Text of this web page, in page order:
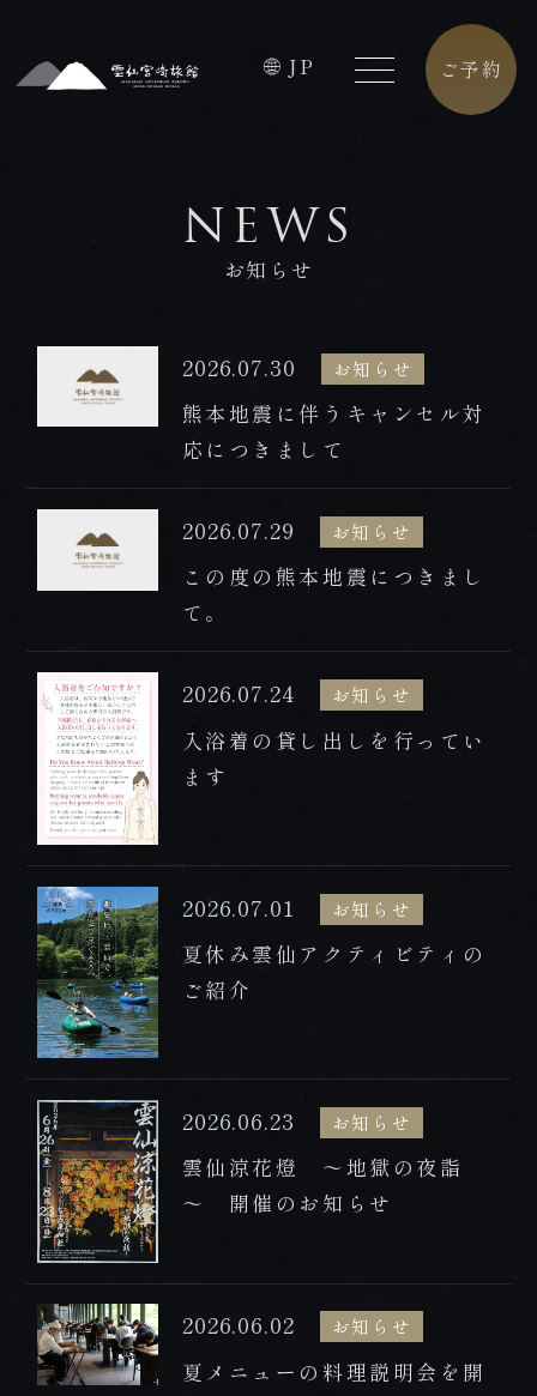
JP ご予約
ROOMS
客室
PREMIUM
FLOOR
プレミアムフロア
HOT SPRING
温泉
DISHES
お料理
館内施設
CAFE
ACCESS
アクセス
CONTACT
お問合せ
BOOK NOW
ONLINE
SHOP
オンラインショップ
tel.0957-73-3331
【お問合せ受付時間】
月～金 9:00～18:00 / 土・日・祝 10:00～18:00
〒854-0621 長崎県雲仙市小浜町雲仙320番地
FAX 0957-73-2313
お知らせ
会社概要・求人情報
プライバシーポリシー・宿泊約款
NEWS
お知らせ
2026.07.30 お知らせ
熊本地震に伴うキャンセル対
応につきまして
2026.07.29 お知らせ
この度の熊本地震につきまし
て。
2026.07.24 お知らせ
入浴着の貸し出しを行ってい
ます
2026.07.01 お知らせ
夏休み雲仙アクティビティの
ご紹介
2026.06.23 お知らせ
雲仙涼花燈 ～地獄の夜詣
～ 開催のお知らせ
2026.06.02 お知らせ
夏メニューの料理説明会を開